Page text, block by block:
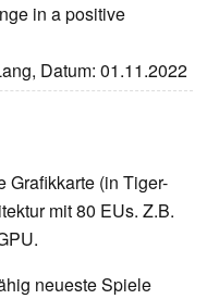
in a positive
Datum: 01.11.2022
Grafikkarte (in Tiger-
mit 80 EUs. Z.B.
neueste Spiele